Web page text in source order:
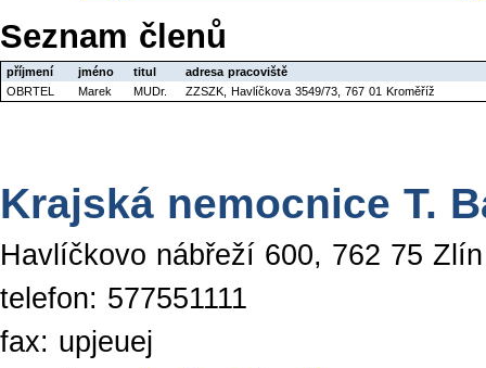
Seznam členů
příjmení jméno titul
adresa pracoviště
OBRTEL
Marek MUDr. ZZSZK, Havlíčkova 3549/73, 767 01 Kroměříž
Krajská nemocnice T.
Havlíčkovo nábřeží 600, 762 75 Zlín
telefon: 577551111
fax: upjeuej